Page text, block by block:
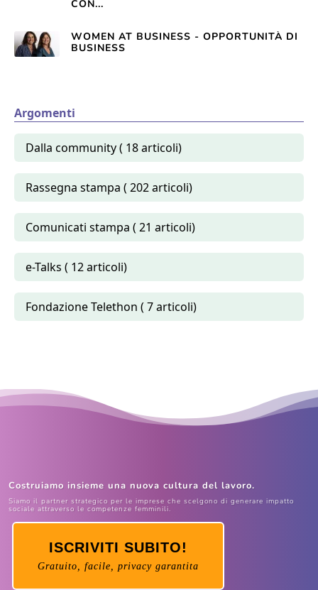
CON...
WOMEN AT BUSINESS - OPPORTUNITÀ DI
BUSINESS
Argomenti
Dalla community ( 18 articoli)
Rassegna stampa ( 202 articoli)
Comunicati stampa ( 21 articoli)
e-Talks ( 12 articoli)
Fondazione Telethon ( 7 articoli)
Costruiamo insieme una nuova cultura del lavoro.
Siamo il partner strategico per le imprese che scelgono di generare impatto
sociale attraverso le competenze femminili.
ISCRIVITI SUBITO!
Gratuito, facile, privacy garantita